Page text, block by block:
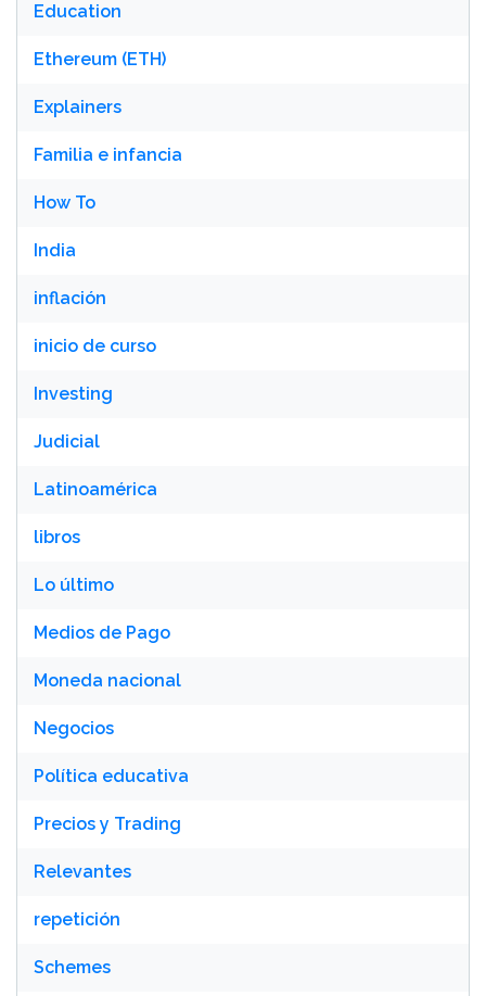
Education
Ethereum (ETH)
Explainers
Familia e infancia
How To
India
inflación
inicio de curso
Investing
Judicial
Latinoamérica
libros
Lo último
Medios de Pago
Moneda nacional
Negocios
Política educativa
Precios y Trading
Relevantes
repetición
Schemes